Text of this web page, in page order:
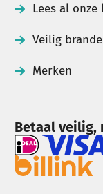
Lees al onze
Veilig
Merken
Betaal veilig,